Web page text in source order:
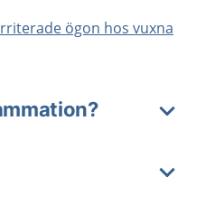
ögon hos vuxna